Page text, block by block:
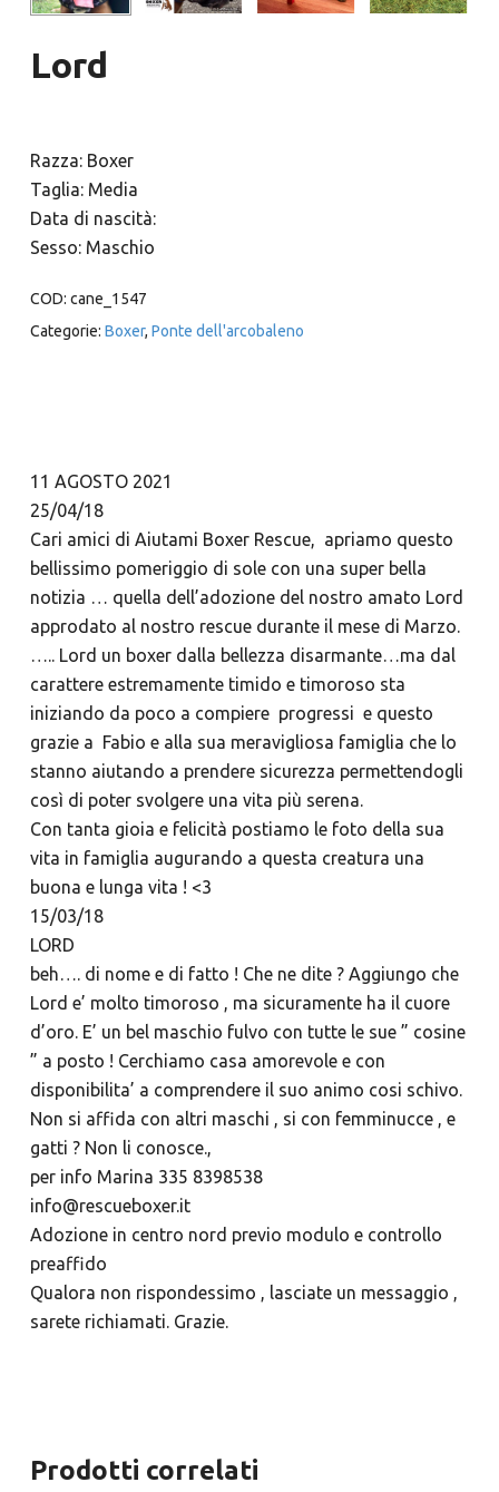
Lord
Razza: Boxer
Taglia: Media
Data di nascità:
Sesso: Maschio
COD: cane_1547
Categorie: Boxer, Ponte dell'arcobaleno
11 AGOSTO 2021
25/04/18
Cari amici di Aiutami Boxer Rescue, apriamo questo
bellissimo pomeriggio di sole con una super bella
notizia … quella dell’adozione del nostro amato Lord
approdato al nostro rescue durante il mese di Marzo.
….. Lord un boxer dalla bellezza disarmante…ma dal
carattere estremamente timido e timoroso sta
iniziando da poco a compiere progressi e questo
grazie a Fabio e alla sua meravigliosa famiglia che lo
stanno aiutando a prendere sicurezza permettendogli
così di poter svolgere una vita più serena.
Con tanta gioia e felicità postiamo le foto della sua
vita in famiglia augurando a questa creatura una
buona e lunga vita ! <3
15/03/18
LORD
beh…. di nome e di fatto ! Che ne dite ? Aggiungo che
Lord e’ molto timoroso , ma sicuramente ha il cuore
d’oro. E’ un bel maschio fulvo con tutte le sue ” cosine
” a posto ! Cerchiamo casa amorevole e con
disponibilita’ a comprendere il suo animo cosi schivo.
Non si affida con altri maschi , si con femminucce , e
gatti ? Non li conosce.,
per info Marina 335 8398538
info@rescueboxer.it
Adozione in centro nord previo modulo e controllo
preaffido
Qualora non rispondessimo , lasciate un messaggio ,
sarete richiamati. Grazie.
Prodotti correlati